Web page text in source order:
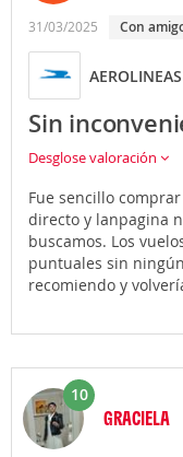
31/03/2025 con
Sin
Desglose valoración
Fue sencillo
directo y lanpagina
buscamos. Los
puntuales sin
recomiendo y
10
GRACIELA